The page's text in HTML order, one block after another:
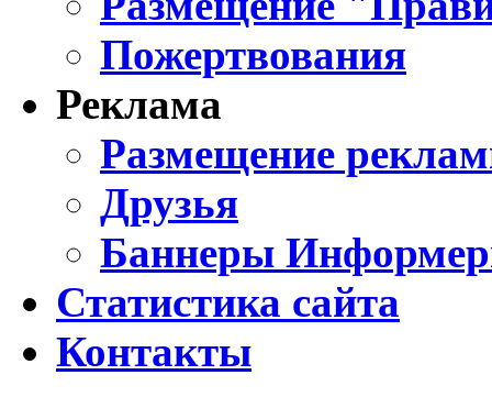
Пожертвования
Реклама
Размещение
Друзья
Баннеры
Статистика сайта
Контакты